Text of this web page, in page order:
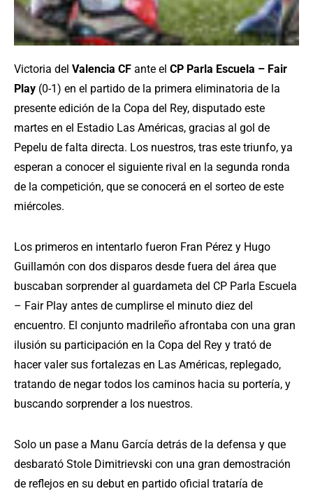
Victoria del Valencia CF ante el CP Parla Escuela – Fair
Play (0-1) en el partido de la primera eliminatoria de la
presente edición de la Copa del Rey, disputado este
martes en el Estadio Las Américas, gracias al gol de
Pepelu de falta directa. Los nuestros, tras este triunfo, ya
esperan a conocer el siguiente rival en la segunda ronda
de la competición, que se conocerá en el sorteo de este
miércoles.
Los primeros en intentarlo fueron Fran Pérez y Hugo
Guillamón con dos disparos desde fuera del área que
buscaban sorprender al guardameta del CP Parla Escuela
– Fair Play antes de cumplirse el minuto diez del
encuentro. El conjunto madrileño afrontaba con una gran
ilusión su participación en la Copa del Rey y trató de
hacer valer sus fortalezas en Las Américas, replegado,
tratando de negar todos los caminos hacia su portería, y
buscando sorprender a los nuestros.
Solo un pase a Manu García detrás de la defensa y que
desbarató Stole Dimitrievski con una gran demostración
de reflejos en su debut en partido oficial trataría de